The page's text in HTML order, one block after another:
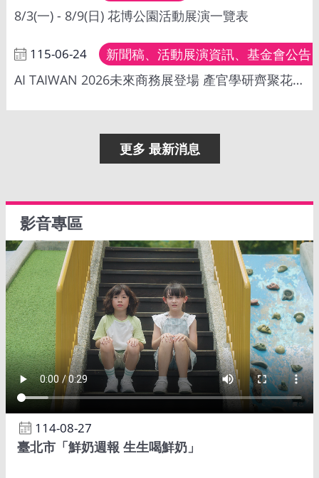
8/3(一) - 8/9(日) 花博公園活動展演一覽表
115-06-24
新聞稿、活動展演資訊、基金會公告
AI TAIWAN 2026未來商務展登場 產官學研齊聚花博公園 探索AI落地應用新商機
更多 最新消息
影音專區
臺北市「鮮奶週報 生生喝鮮奶」
114-08-27